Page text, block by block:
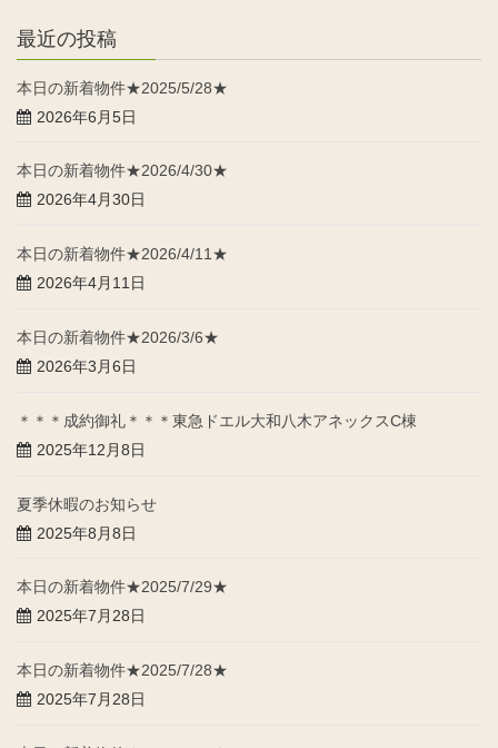
最近の投稿
本日の新着物件★2025/5/28★
2026年6月5日
本日の新着物件★2026/4/30★
2026年4月30日
本日の新着物件★2026/4/11★
2026年4月11日
本日の新着物件★2026/3/6★
2026年3月6日
＊＊＊成約御礼＊＊＊東急ドエル大和八木アネックスC棟
2025年12月8日
夏季休暇のお知らせ
2025年8月8日
本日の新着物件★2025/7/29★
2025年7月28日
本日の新着物件★2025/7/28★
2025年7月28日